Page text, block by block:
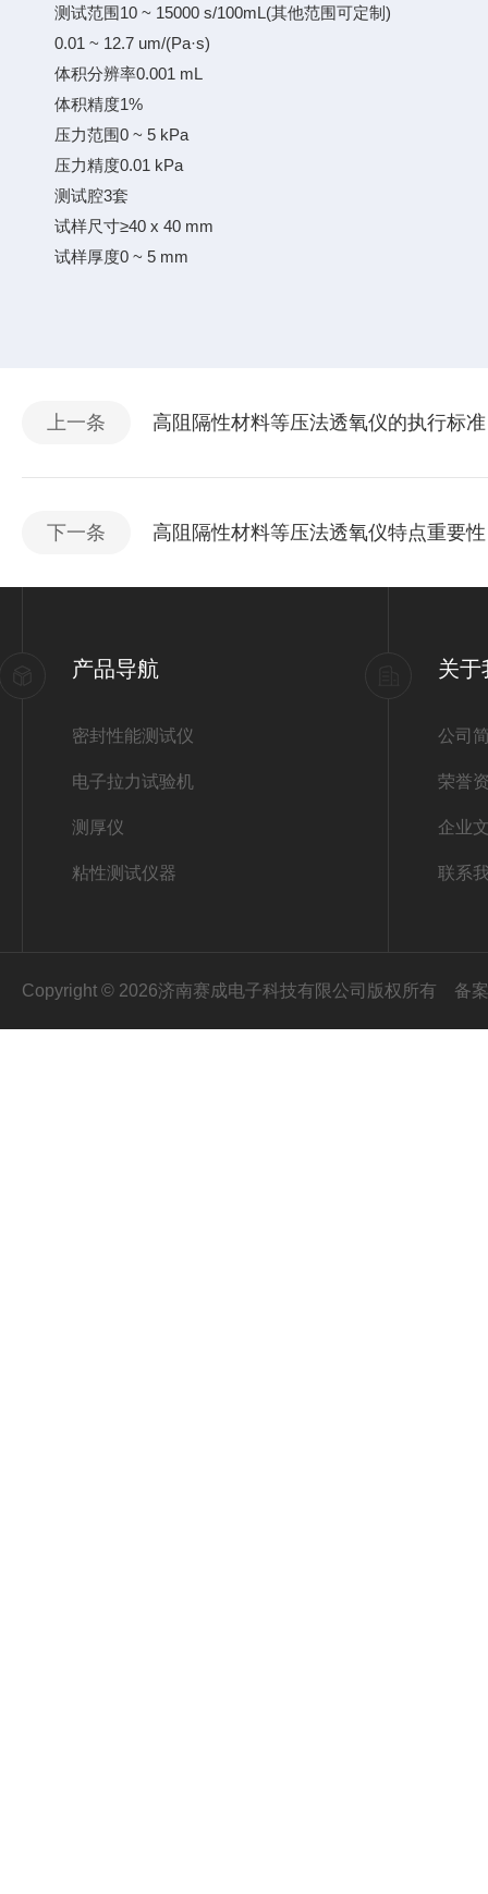
测试范围10 ~ 15000 s/100mL(其他范围可定制)
0.01 ~ 12.7 um/(Pa·s)
体积分辨率0.001 mL
体积精度1%
压力范围0 ~ 5 kPa
压力精度0.01 kPa
测试腔3套
试样尺寸≥40 x 40 mm
试样厚度0 ~ 5 mm
上一条 高阻隔性材料等压法透氧仪的执行标准
下一条 高阻隔性材料等压法透氧仪特点重要性
产品导航
密封性能测试仪
电子拉力试验机
测厚仪
粘性测试仪器
关于
公司
荣誉
企业
联系
Copyright © 2026济南赛成电子科技有限公司版权所有 备